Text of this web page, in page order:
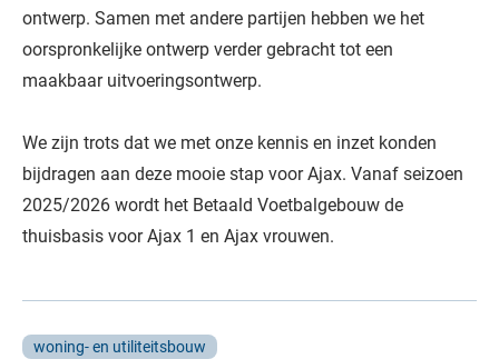
ontwerp. Samen met andere partijen hebben we het
oorspronkelijke ontwerp verder gebracht tot een
maakbaar uitvoeringsontwerp.
We zijn trots dat we met onze kennis en inzet konden
bijdragen aan deze mooie stap voor Ajax. Vanaf seizoen
2025/2026 wordt het Betaald Voetbalgebouw de
thuisbasis voor Ajax 1 en Ajax vrouwen.
woning- en utiliteitsbouw